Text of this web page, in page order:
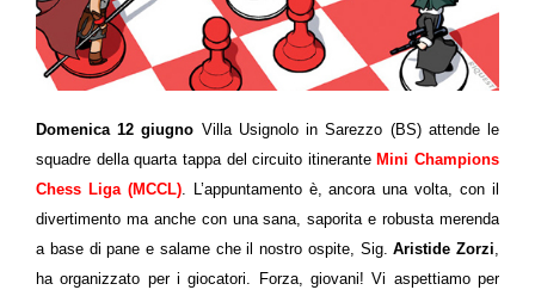
Domenica 12 giugno Villa Usignolo in Sarezzo (BS) attende le
squadre della quarta tappa del circuito itinerante Mini Champions
Chess Liga (MCCL). L’appuntamento è, ancora una volta, con il
divertimento ma anche con una sana, saporita e robusta merenda
a base di pane e salame che il nostro ospite, Sig.Aristide Zorzi,
ha organizzato per i giocatori. Forza, giovani! Vi aspettiamo per